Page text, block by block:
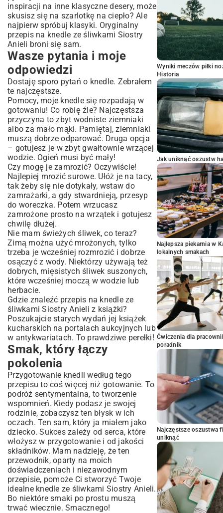
inspiracji na inne klasyczne desery, może
skusisz się na szarlotkę na ciepło? Ale
najpierw spróbuj klasyki. Oryginalny
przepis na knedle ze śliwkami Siostry
Anieli broni się sam.
Wasze pytania i moje
odpowiedzi
Dostaję sporo pytań o knedle. Zebrałem
te najczęstsze.
Pomocy, moje knedle się rozpadają w
gotowaniu! Co robię źle? Najczęstsza
przyczyna to zbyt wodniste ziemniaki
albo za mało mąki. Pamiętaj, ziemniaki
muszą dobrze odparować. Druga opcja
– gotujesz je w zbyt gwałtownie wrzącej
wodzie. Ogień musi być mały!
Czy mogę je zamrozić? Oczywiście!
Najlepiej mrozić surowe. Ułóż je na tacy,
tak żeby się nie dotykały, wstaw do
zamrażarki, a gdy stwardnieją, przesyp
do woreczka. Potem wrzucasz
zamrożone prosto na wrzątek i gotujesz
chwilę dłużej.
Nie mam świeżych śliwek, co teraz?
Zimą można użyć mrożonych, tylko
trzeba je wcześniej rozmrozić i dobrze
osączyć z wody. Niektórzy używają też
dobrych, mięsistych śliwek suszonych,
które wcześniej moczą w wodzie lub
herbacie.
Gdzie znaleźć przepis na knedle ze
śliwkami Siostry Anieli z książki?
Poszukajcie starych wydań jej książek
kucharskich na portalach aukcyjnych lub
w antykwariatach. To prawdziwe perełki!
Smak, który łączy
pokolenia
Przygotowanie knedli według tego
przepisu to coś więcej niż gotowanie. To
podróż sentymentalna, to tworzenie
wspomnień. Kiedy podasz je swojej
rodzinie, zobaczysz ten błysk w ich
oczach. Ten sam, który ja miałem jako
dziecko. Sukces zależy od serca, które
włożysz w przygotowanie i od jakości
składników. Mam nadzieję, że ten
przewodnik, oparty na moich
doświadczeniach i niezawodnym
przepisie, pomoże Ci stworzyć Twoje
idealne knedle ze śliwkami Siostry Anieli.
Bo niektóre smaki po prostu muszą
trwać wiecznie. Smacznego!
Wyniki meczów piłki
Historia
Jak uniknąć oszustw
Najlepsza piekarnia w
lokalnych smakach
Ćwiczenia dla
poradnik
Najczęstsze oszustwa
uniknąć